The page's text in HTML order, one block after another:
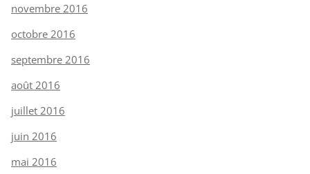
novembre 2016
octobre 2016
septembre 2016
août 2016
juillet 2016
juin 2016
mai 2016